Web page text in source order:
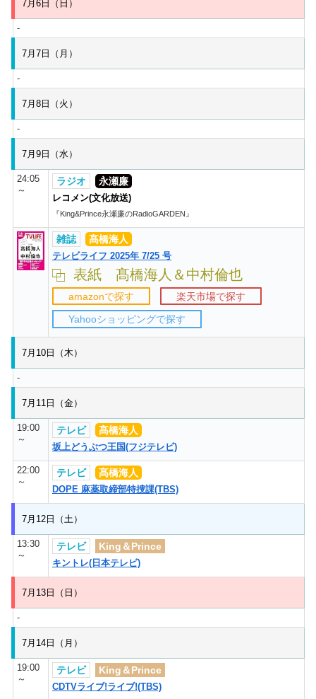
7月6日（日）
-
7月7日（月）
-
7月8日（火）
-
7月9日（水）
24:05
～
ラジオ 永瀬廉
レコメン(文化放送)
『King&Prince永瀬廉のRadioGARDEN』
雑誌 髙橋海人
テレビライフ 2025年 7/25 号
表紙 髙橋海人＆中村倫也
amazonで探す 楽天市場で探す
Yahooショッピングで探す
7月10日（木）
-
7月11日（金）
19:00
～
テレビ 髙橋海人
坂上どうぶつ王国(フジテレビ)
22:00
～
テレビ 髙橋海人
DOPE 麻薬取締部特捜課(TBS)
7月12日（土）
13:30
～
テレビ King＆Prince
キントレ(日本テレビ)
7月13日（日）
-
7月14日（月）
19:00
～
テレビ King＆Prince
CDTVライブ!ライブ!(TBS)